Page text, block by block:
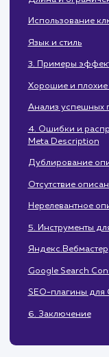
Определение
Влияние на SEO
Использование
Язык и стиль
4. Ошибки и
Meta Description